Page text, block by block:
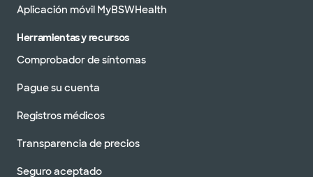
Aplicación móvil MyBSWHealth
Herramientas y recursos
Comprobador de síntomas
Pague su cuenta
Registros médicos
Transparencia de precios
Seguro aceptado